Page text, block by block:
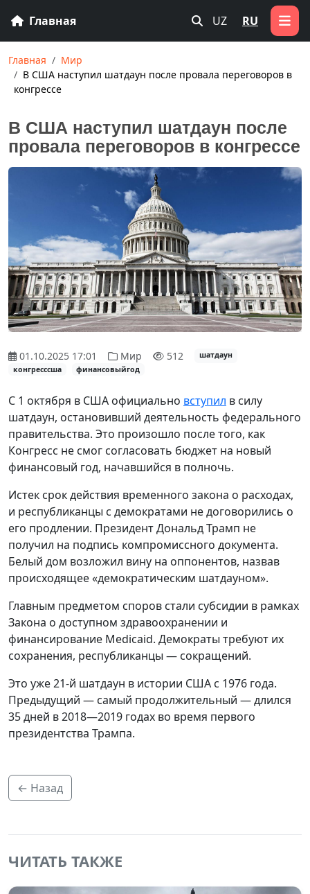
Главная UZ RU
Главная
Мир
В США наступил шатдаун после провала переговоров в
конгрессе
В США наступил шатдаун после
провала переговоров в конгрессе
01.10.2025 17:01 Мир 512
шатдаун
конгресссша
финансовыйгод
С 1 октября в США официально вступил в силу
шатдаун, остановивший деятельность федерального
правительства. Это произошло после того, как
Конгресс не смог согласовать бюджет на новый
финансовый год, начавшийся в полночь.
Истек срок действия временного закона о расходах,
и республиканцы с демократами не договорились о
его продлении. Президент Дональд Трамп не
получил на подпись компромиссного документа.
Белый дом возложил вину на оппонентов, назвав
происходящее «демократическим шатдауном».
Главным предметом споров стали субсидии в рамках
Закона о доступном здравоохранении и
финансирование Medicaid. Демократы требуют их
сохранения, республиканцы — сокращений.
Это уже 21-й шатдаун в истории США с 1976 года.
Предыдущий — самый продолжительный — длился
35 дней в 2018—2019 годах во время первого
президентства Трампа.
← Назад
ЧИТАТЬ ТАКЖЕ